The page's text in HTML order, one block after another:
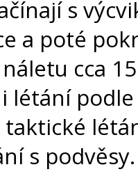
s
a poté
cca
létání
s